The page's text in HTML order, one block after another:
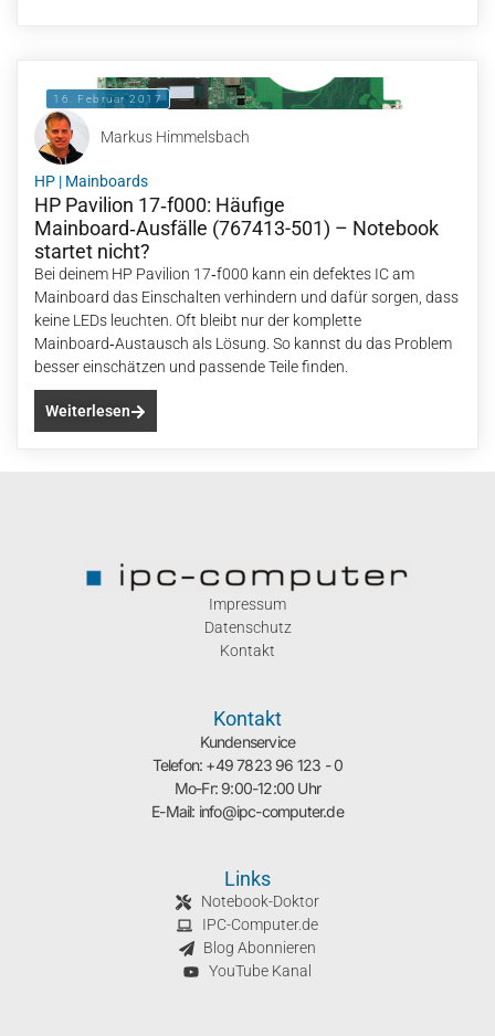
16. Februar 2017
Markus Himmelsbach
HP | Mainboards
HP Pavilion 17‑f000: Häufige
Mainboard‑Ausfälle (767413-501) – Notebook
startet nicht?
Bei deinem HP Pavilion 17‑f000 kann ein defektes IC am
Mainboard das Einschalten verhindern und dafür sorgen, dass
keine LEDs leuchten. Oft bleibt nur der komplette
Mainboard‑Austausch als Lösung. So kannst du das Problem
besser einschätzen und passende Teile finden.
Weiterlesen
Impressum
Datenschutz
Kontakt
Kontakt
Kundenservice
Telefon: +49 7823 96 123 - 0
Mo-Fr: 9:00-12:00 Uhr
E-Mail: info@ipc-computer.de
Links
Notebook-Doktor
IPC-Computer.de
Blog Abonnieren
YouTube Kanal